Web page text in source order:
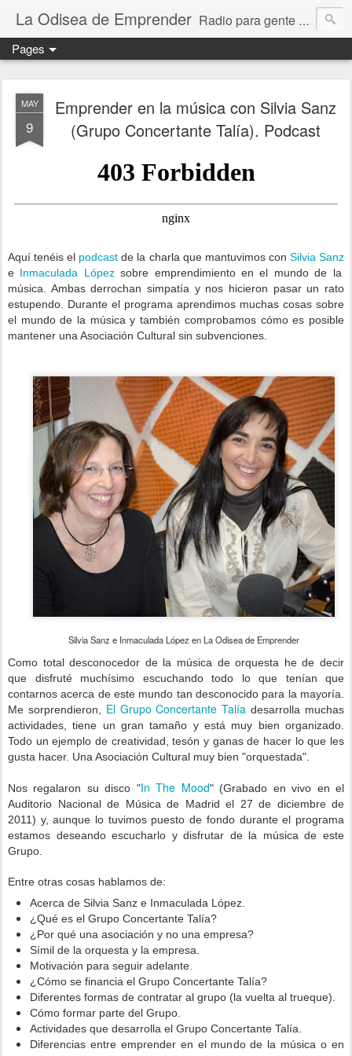
La Odisea de Emprender Radio para gente emprendedora (podcast, audio, vídeo, mp3)
Pages
MAY
9
Emprender en la música con Silvia Sanz
(Grupo Concertante Talía). Podcast
Aquí tenéis el podcast de la charla que mantuvimos con Silvia Sanz
e Inmaculada Lópezsobre emprendimiento en el mundo de la
música. Ambas derrochan simpatía y nos hicieron pasar un rato
estupendo. Durante el programa aprendimos muchas cosas sobre
el mundo de la música y también comprobamos cómo es posible
mantener una Asociación Cultural sin subvenciones.
Silvia Sanz e Inmaculada López en La Odisea de Emprender
Como total desconocedor de la música de orquesta he de decir
que disfruté muchísimo escuchando todo lo que tenían que
contarnos acerca de este mundo tan desconocido para la mayoría.
Me sorprendieron, El Grupo Concertante Talía desarrolla muchas
actividades, tiene un gran tamaño y está muy bien organizado.
Todo un ejemplo de creatividad, tesón y ganas de hacer lo que les
gusta hacer. Una Asociación Cultural muy bien "orquestada".
Nos regalaron su disco "In The Mood" (Grabado en vivo en el
Auditorio Nacional de Música de Madrid el 27 de diciembre de
2011) y, aunque lo tuvimos puesto de fondo durante el programa
estamos deseando escucharlo y disfrutar de la música de este
Grupo.
Entre otras cosas hablamos de:
Acerca de Silvia Sanz e Inmaculada López.
¿Qué es el Grupo Concertante Talía?
¿Por qué una asociación y no una empresa?
Símil de la orquesta y la empresa.
Motivación para seguir adelante.
¿Cómo se financia el Grupo Concertante Talía?
Diferentes formas de contratar al grupo (la vuelta al trueque).
Cómo formar parte del Grupo.
Actividades que desarrolla el Grupo Concertante Talía.
Diferencias entre emprender en el mundo de la música o en